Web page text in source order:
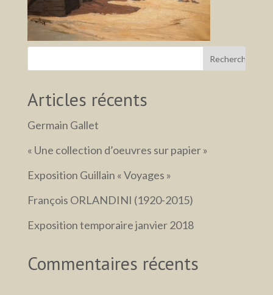
Articles récents
Germain Gallet
« Une collection d’oeuvres sur papier »
Exposition Guillain « Voyages »
François ORLANDINI (1920-2015)
Exposition temporaire janvier 2018
Commentaires récents